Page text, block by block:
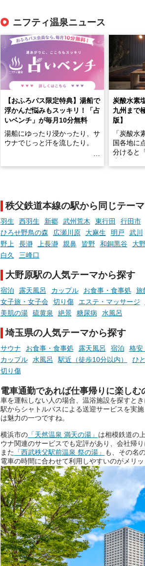
ニフティ温泉ニュース
【おふろパス限定特典】湯船で
浮かんだ悩みもスッキリ！「占
いベンチ」が毎月10分無料
湯船にゆったり浸かったり、サ
ウナでじっと汗を流したり。
っとした悩み」が、頭に浮かん
でくることはありませんか？
お風呂でリラックスしているか
の本音。
そんな心のつぶやきを、湯あが
りの温まった心のまま相談でき
たら素敵ですよね。
ニフティ温泉の「占いベンチ」
は、そんなあなたの心のつぶや
きをプロの占い師に相談するこ
とができるサービスです。
おふろパス会員様なら、この特
別なひとときを「毎月10分無
料」でご利用いただけます。
お湯で体がほぐれたら、次は占
い師さんとお話しして、心もほ
ぐしてみませんか？
炭酸水素
九州まで
版】
「炭酸水
国各地に
分けると
す。
今回は筆
ら、日本
泉を12施
つ、万人
を厳選し
秩父鉄道本線の駅から同じテー
羽生 西羽生 新郷 武州荒木 東行田 行田市
ひろせ野鳥の森
広瀬川原 大麻生 明戸 武川
野上
長瀞 上長瀞 親鼻 皆野 和銅黒谷 大
白久
三峰口
大野原駅の人気テーマから探す
宿泊 露天風呂 カップル お食事・食事処 旅
女子旅・女子会
切り傷 エステ・マッサージ
美肌の湯
硫黄泉 絶景 糖尿病 水風呂
埼玉県の人気テーマから探す
サウナ お食事・食事処 露天風呂 宿泊 格安
カップル
水風呂 駅近（徒歩10分以内） ひ
切り傷
電車通勤であれば仕事帰りに楽しむ
車を運転しない人の場合、温浴施設を探すと
駅からシャトルバスによる送迎サービスを実
は魅力の一つですね。
横浜市の「天然温泉 満天の湯」 は相模鉄道の
ウナ関連のサービスでも定評があり、会社帰
また 「西武秩父駅前温泉 祭の湯」
も、その名
電車の時間に合わせて利用しやすいのがメリッ